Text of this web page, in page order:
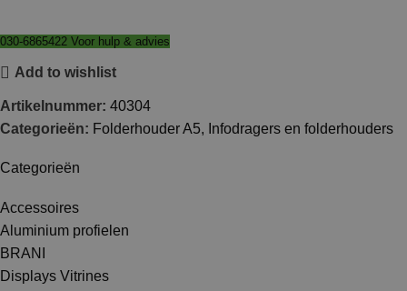
Categorieën
Accessoires
Aluminium profielen
BRANI
Displays Vitrines
030-6865422 Voor hulp & advies
Add to wishlist
Artikelnummer: 40304
Categorieën: Folderhouder A5, Infodragers en folderhouders